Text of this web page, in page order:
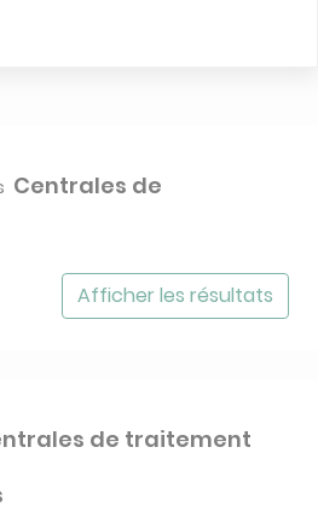
Centrales de
Afficher les résultats
de traitement